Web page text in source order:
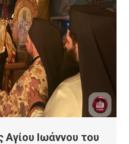
Αγίου Ιωάννου του